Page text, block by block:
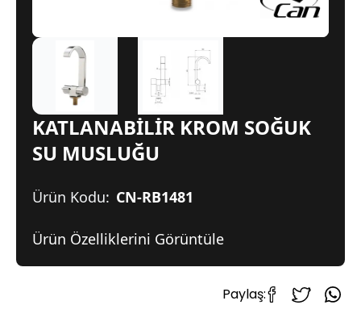
KATLANABİLİR KROM SOĞUK
SU MUSLUĞU
Ürün Kodu: CN-RB1481
Ürün Özelliklerini Görüntüle
Paylaş: